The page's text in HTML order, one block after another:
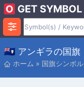
GET SYMBOL
🇦🇮 アンギラの国旗
ホーム » 国旗シンボル